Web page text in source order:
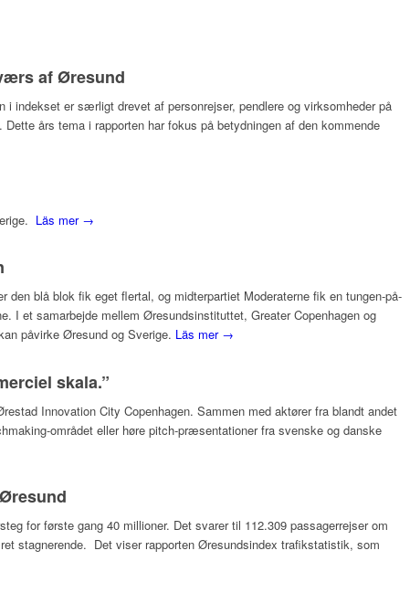
af Øresund
indekset er særligt drevet af personrejser, pendlere og virksomheder på
års tema i rapporten har fokus på betydningen af den kommende
Läs mer →
blå blok fik eget flertal, og midterpartiet Moderaterne fik en tungen-på-
I et samarbejde mellem Øresundsinstituttet, Greater Copenhagen og
påvirke Øresund og Sverige. Läs mer →
skala.”
Innovation City Copenhagen. Sammen med aktører fra blandt andet
området eller høre pitch-præsentationer fra svenske og danske
for første gang 40 millioner. Det svarer til 112.309 passagerrejser om
stagnerende. Det viser rapporten Øresundsindex trafikstatistik, som